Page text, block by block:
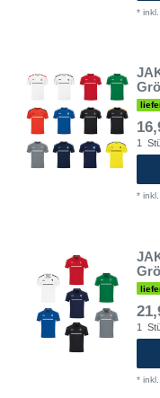
*
1
*
1
*